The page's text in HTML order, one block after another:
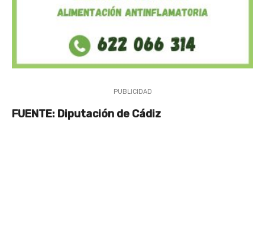
PUBLICIDAD
FUENTE: Diputación de Cádiz